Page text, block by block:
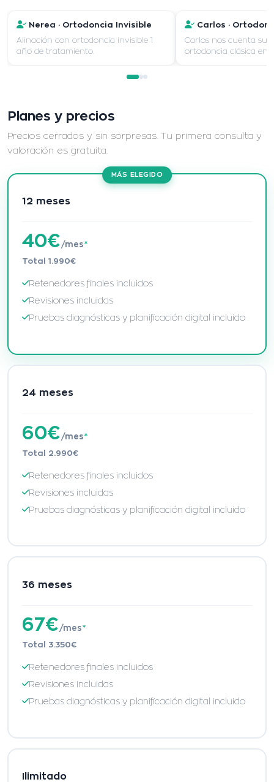
Nerea · Ortodoncia Invisible
Alinación con ortodoncia invisible 1
año de tratamiento.
Carlos ·
Carlos nos cuenta su
ortodoncia clásica en
Planes y precios
Precios cerrados y sin sorpresas. Tu primera consulta y
valoración es gratuita.
MÁS ELEGIDO
12 meses
40€ /mes*
Total 1.990€
Retenedores finales incluidos
Revisiones incluidas
Pruebas diagnósticas y planificación digital incluido
24 meses
60€ /mes*
Total 2.990€
Retenedores finales incluidos
Revisiones incluidas
Pruebas diagnósticas y planificación digital incluido
36 meses
67€ /mes*
Total 3.350€
Retenedores finales incluidos
Revisiones incluidas
Pruebas diagnósticas y planificación digital incluido
Ilimitado